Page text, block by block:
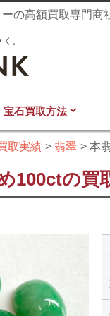
の高額買取専門
宝石買取方法
取実績 翡翠 本
100ctの買